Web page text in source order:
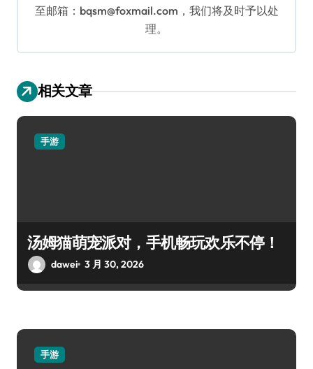
至邮箱：bqsm@foxmail.com，我们将及时予以处
理。
相关文章
手游
汤姆猫萌宠派对，手机畅玩欢乐不停！
dawei 3 月 30, 2026
手游